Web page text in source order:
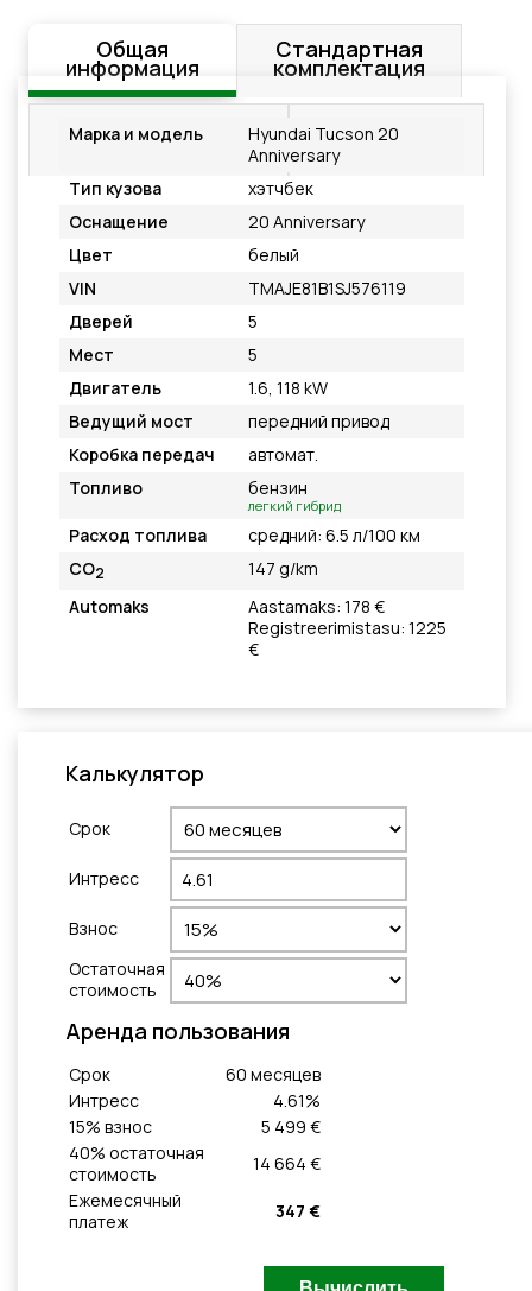
Общая
информация
Стандартная
комплектация
Дополнительное
оснащение
Подробнее
Марка и модель
Hyundai Tucson 20
Anniversary
Тип кузова
хэтчбек
Оснащение
20 Anniversary
Цвет
белый
VIN
TMAJE81B1SJ576119
Дверей
5
Мест
5
Двигатель
1.6, 118 kW
Ведущий мост
передний привод
Коробка передач
автомат.
Топливо
бензин
легкий гибрид
Расход топлива
средний: 6.5 л/100 км
CO2
147 g/km
Automaks
Aastamaks: 178 €
Registreerimistasu: 1225
€
Калькулятор
Cрок
Интресс
Взнос
Остаточная
стоимость
Aренда пользования
Cрок 60 месяцeв
Интресс
4.61%
15% взнос
5 499 €
40% остаточная
стоимость
14 664 €
Ежемесячный
платеж
347 €